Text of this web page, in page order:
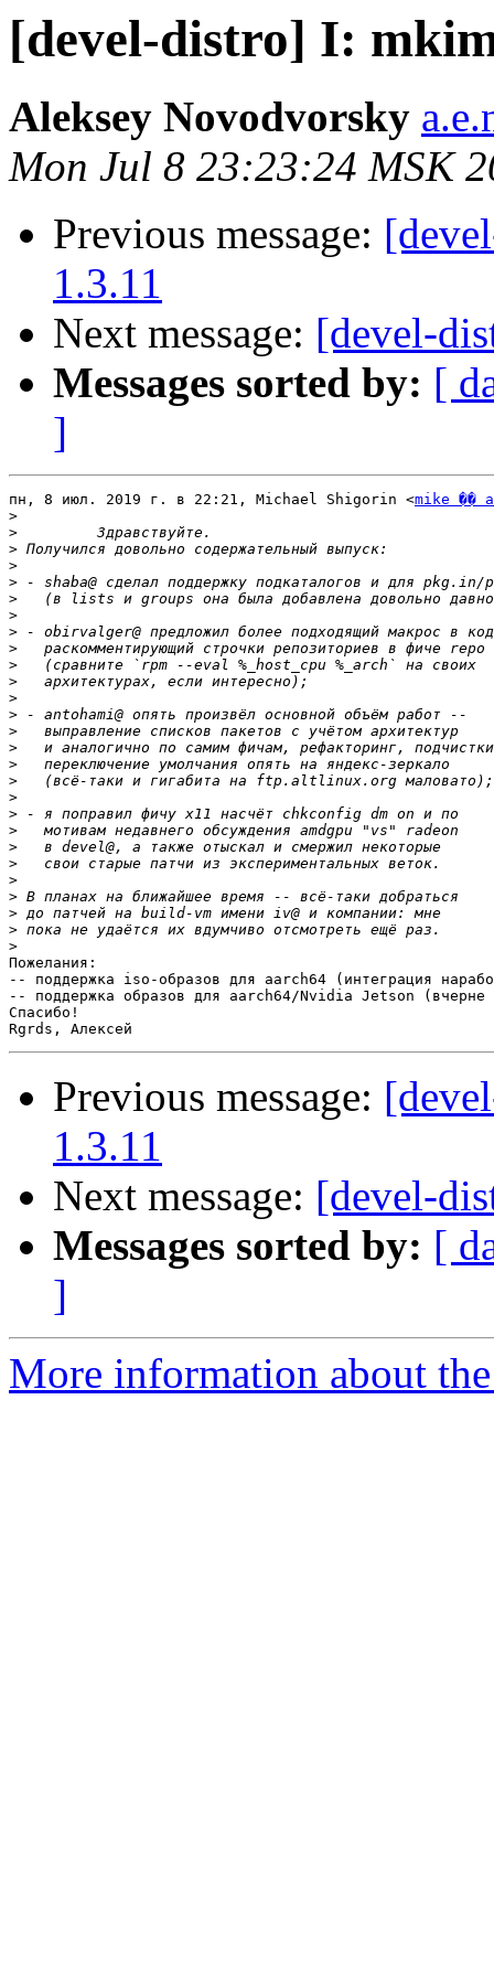
[devel-distro] I:
Aleksey Novodvorsky
Mon Jul 8 23:23:24 MSK
Previous message:
1.3.11
Next message: [devel-
Messages sorted by: [
]
пн, 8 июл. 2019 г. в 22:21, Michael Shigorin <mike ��
>
>
>
>
>
>
>
>
>
>
>
>
>
>
>
>
>
>
>
>
>
>
>
>
>
>
>
Пожелания:
-- поддержка iso-образов для aarch64 (интеграция
-- поддержка образов для aarch64/Nvidia Jetson (вчерне
Спасибо!
Previous message:
1.3.11
Next message: [devel-
Messages sorted by: [
]
More information about